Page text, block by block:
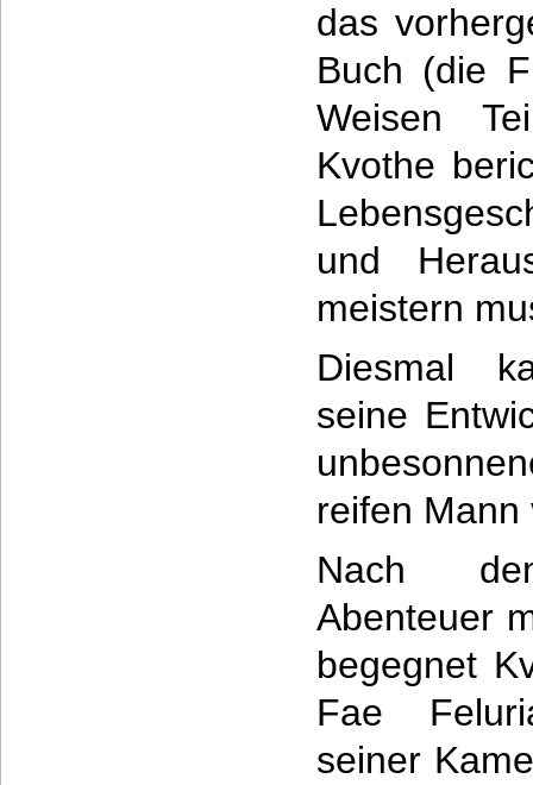
das
Buch (die
Weisen
Kvothe
und
meistern
Diesmal
seine
reifen Mann
Nach
Abenteuer
begegnet
Fae
seiner